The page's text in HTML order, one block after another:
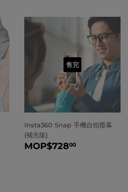
$298.00
售完
Insta360 Snap 手機自拍螢幕
(補光版)
正
MOP$72800